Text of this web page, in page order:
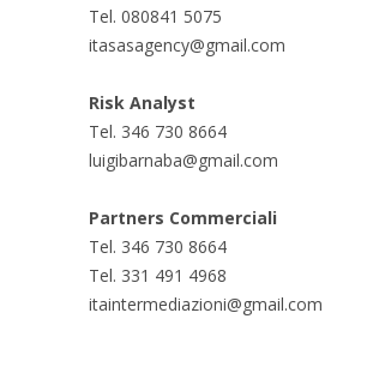
Tel. 080841 5075
itasasagency@gmail.com
Risk Analyst
Tel. 346 730 8664
luigibarnaba@gmail.com
Partners Commerciali
Tel. 346 730 8664
Tel. 331 491 4968
itaintermediazioni@gmail.com